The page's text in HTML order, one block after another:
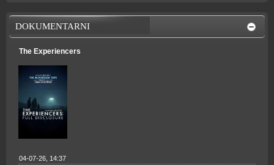
DOKUMENTARNI
The Experiencers
04-07-26, 14:37